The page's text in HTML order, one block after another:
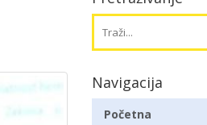
Navigacija
Početna